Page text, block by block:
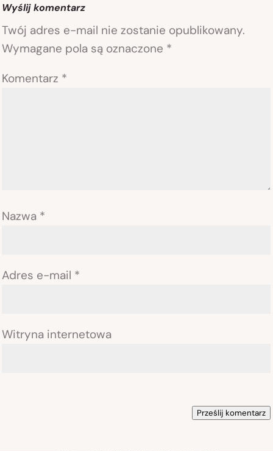
Wyślij komentarz
Twój adres e-mail nie zostanie opublikowany.
Wymagane pola są oznaczone *
Komentarz *
Nazwa *
Adres e-mail *
Witryna internetowa
Prześlij komentarz